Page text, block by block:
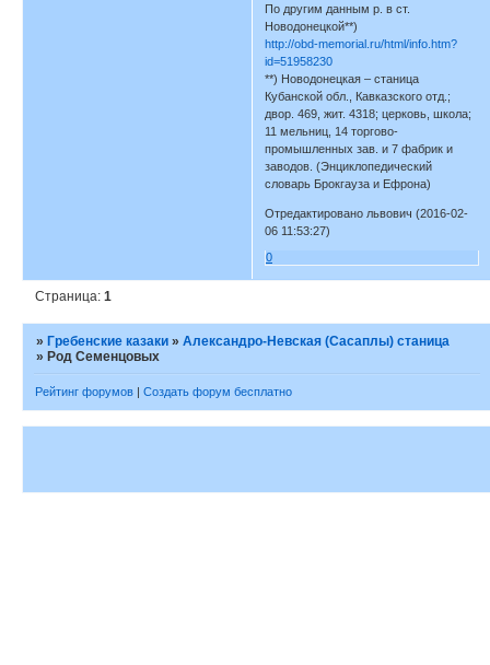
По другим данным р. в ст.
Новодонецкой**)
http://obd-memorial.ru/html/info.htm?
id=51958230
**) Новодонецкая – станица
Кубанской обл., Кавказского отд.;
двор. 469, жит. 4318; церковь, школа;
11 мельниц, 14 торгово-
промышленных зав. и 7 фабрик и
заводов. (Энциклопедический
словарь Брокгауза и Ефрона)
Отредактировано львович (2016-02-
06 11:53:27)
0
Страница:1
» Гребенские казаки »Александро-Невская (Сасаплы) станица
» Род Семенцовых
Рейтинг форумов | Создать форум бесплатно